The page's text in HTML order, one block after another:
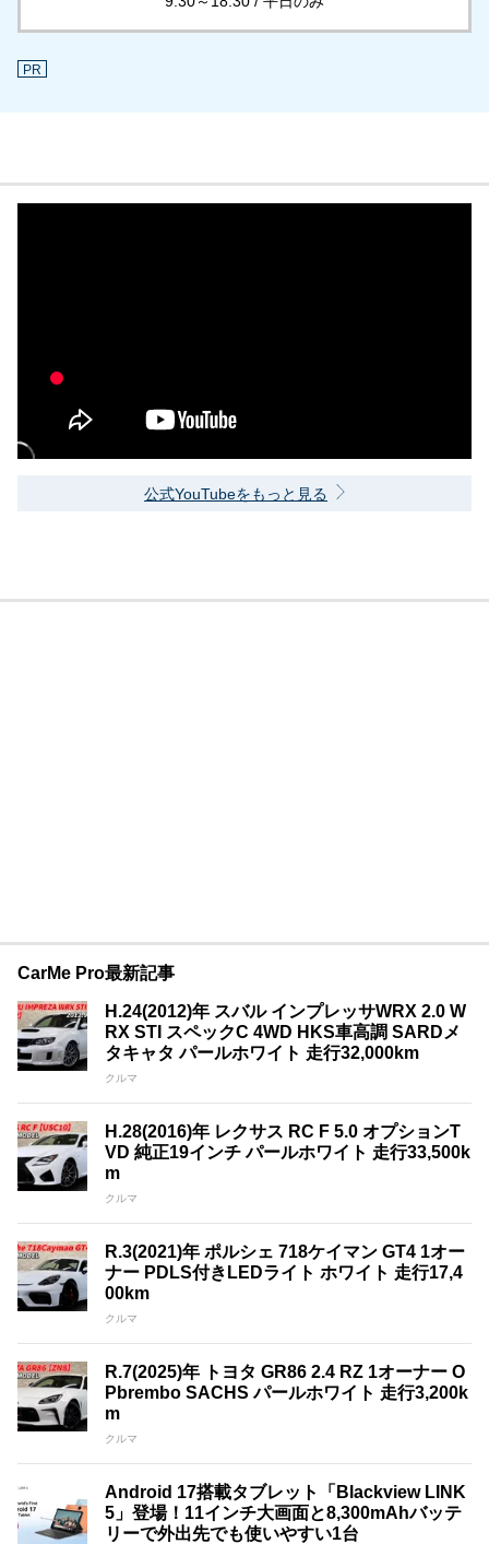
PR
公式YouTubeをもっと見る
CarMe Pro最新記事
H.24(2012)年 スバル インプレッサWRX 2.0 W
RX STI スペックC 4WD HKS車高調 SARDメ
タキャタ パールホワイト 走行32,000km
クルマ
H.28(2016)年 レクサス RC F 5.0 オプションT
VD 純正19インチ パールホワイト 走行33,500k
m
クルマ
R.3(2021)年 ポルシェ 718ケイマン GT4 1オー
ナー PDLS付きLEDライト ホワイト 走行17,4
00km
クルマ
R.7(2025)年 トヨタ GR86 2.4 RZ 1オーナー O
Pbrembo SACHS パールホワイト 走行3,200k
m
クルマ
Android 17搭載タブレット「Blackview LINK
5」登場！11インチ大画面と8,300mAhバッテ
リーで外出先でも使いやすい1台